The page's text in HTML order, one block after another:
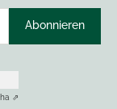
Abonnieren
⇗